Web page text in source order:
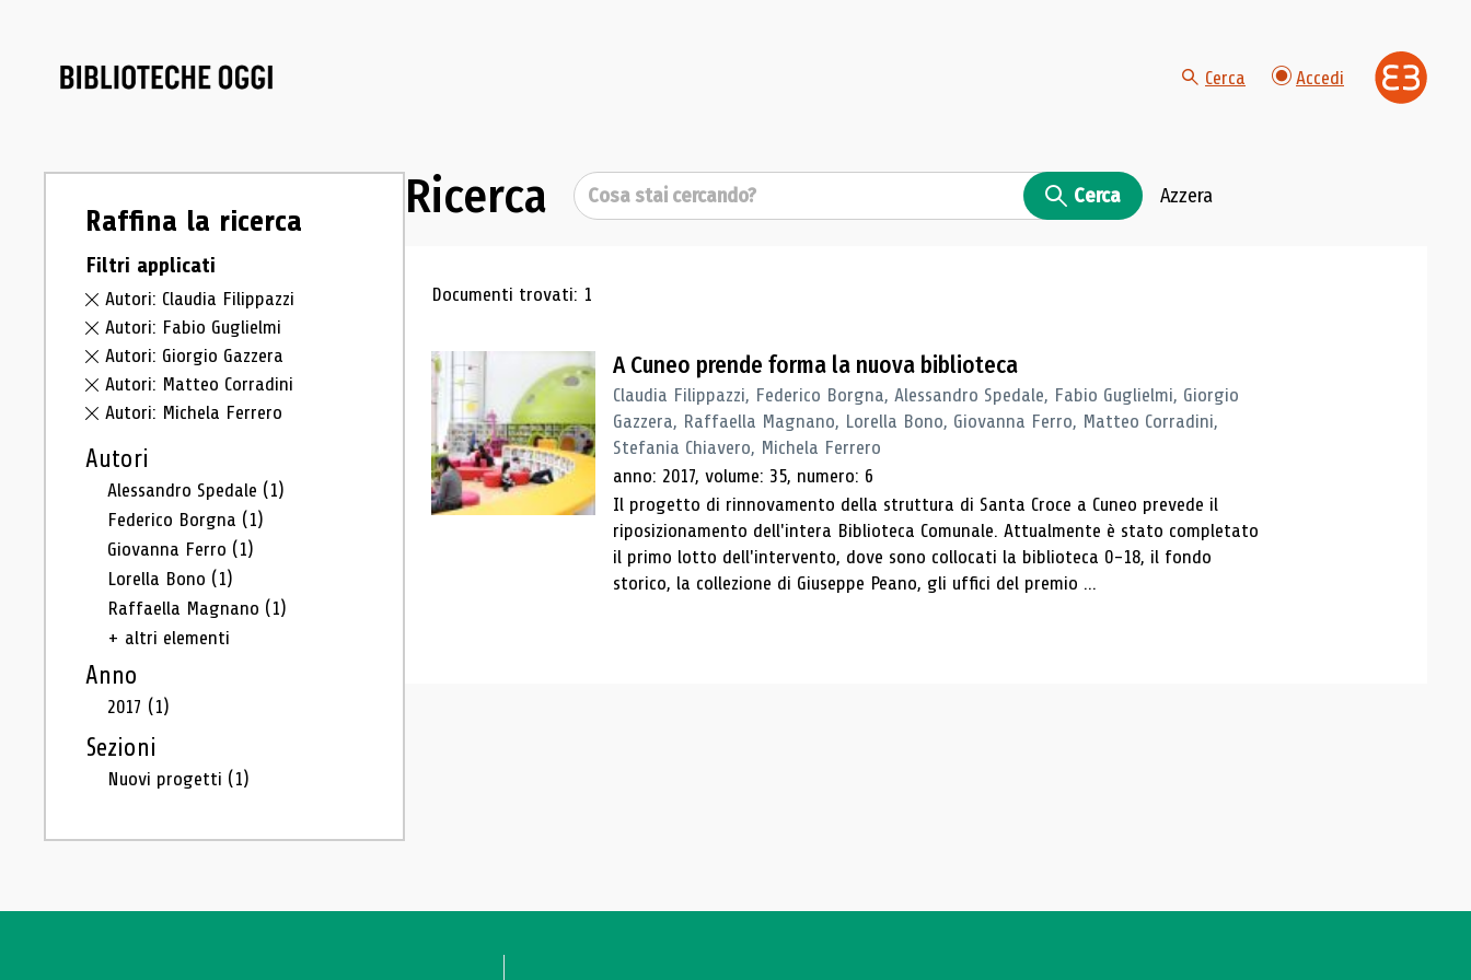
Cerca Accedi
Raffina la ricerca
Filtri applicati
Autori: Claudia Filippazzi
Autori: Fabio Guglielmi
Autori: Giorgio Gazzera
Autori: Matteo Corradini
Autori: Michela Ferrero
Autori
Alessandro Spedale (1)
Federico Borgna (1)
Giovanna Ferro (1)
Lorella Bono (1)
Raffaella Magnano (1)
+ altri elementi
Anno
2017 (1)
Sezioni
Nuovi progetti (1)
Ricerca Cerca Cerca Azzera
Risultati di ricerca
Documenti trovati: 1
A Cuneo prende forma la nuova biblioteca
Claudia Filippazzi, Federico Borgna, Alessandro Spedale, Fabio Guglielmi, Giorgio
Gazzera, Raffaella Magnano, Lorella Bono, Giovanna Ferro, Matteo Corradini,
Stefania Chiavero, Michela Ferrero
anno: 2017, volume: 35, numero: 6
Il progetto di rinnovamento della struttura di Santa Croce a Cuneo prevede il
riposizionamento dell'intera Biblioteca Comunale. Attualmente è stato completato
il primo lotto dell'intervento, dove sono collocati la biblioteca 0-18, il fondo
storico, la collezione di Giuseppe Peano, gli uffici del premio ...